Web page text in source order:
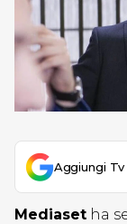
Aggiungi
Mediaset ha